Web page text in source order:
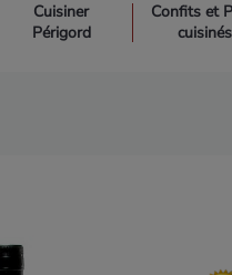
Cuisiner
Périgord
Confits et
cuisinés